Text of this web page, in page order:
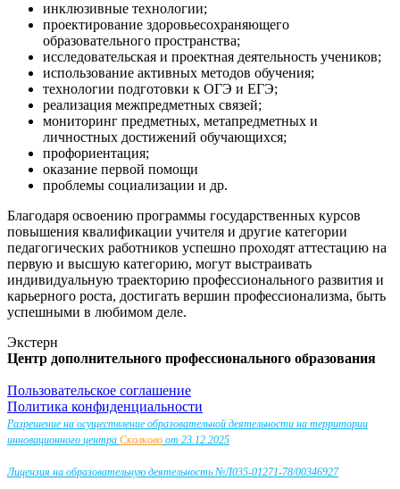
инклюзивные технологии;
проектирование здоровьесохраняющего
образовательного пространства;
исследовательская и проектная деятельность учеников;
использование активных методов обучения;
технологии подготовки к ОГЭ и ЕГЭ;
реализация межпредметных связей;
мониторинг предметных, метапредметных и
личностных достижений обучающихся;
профориентация;
оказание первой помощи
проблемы социализации и др.
Благодаря освоению программы государственных курсов
повышения квалификации учителя и другие категории
педагогических работников успешно проходят аттестацию на
первую и высшую категорию, могут выстраивать
индивидуальную траекторию профессионального развития и
карьерного роста, достигать вершин профессионализма, быть
успешными в любимом деле.
Экстерн
Центр дополнительного профессионального образования
Пользовательское соглашение
Политика конфиденциальности
Разрешение на осуществление образовательной деятельности на территории
инновационного центра Сколково от 23.12.2025
Лицензия на образовательную деятельность №Л035-01271-78/00346927